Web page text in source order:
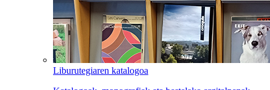
Liburutegiaren katalogoa